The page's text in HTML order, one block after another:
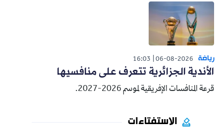
رياضة 06-08-2026
16:03
الأندية الجزائرية تتعرف على منافسيها
قرعة المنافسات الإفريقية لموسم 2026-2027.
الاستفتاءات